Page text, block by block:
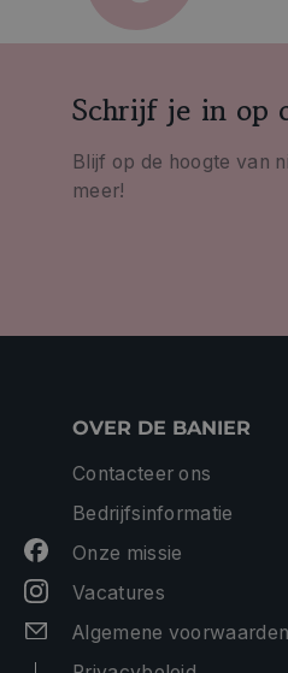
Schrijf je in op
Blijf op de hoogte van
meer!
OVER DE BANIER
Contacteer ons
Bedrijfsinformatie
Onze missie
Vacatures
Algemene voorwaarden